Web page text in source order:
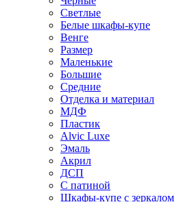
Светлые
Белые шкафы-купе
Венге
Размер
Маленькие
Большие
Средние
Отделка и материал
МДФ
Пластик
Alvic Luxe
Эмаль
Акрил
ДСП
С патиной
Шкафы-купе с зеркалом